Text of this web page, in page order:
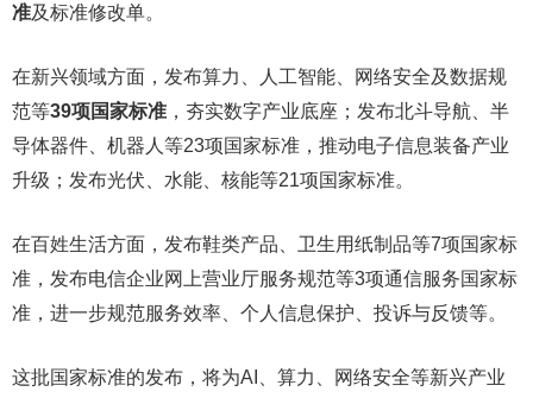
准及标准修改单。
在新兴领域方面，发布算力、人工智能、网络安全及数据规
范等39项国家标准 ，夯实数字产业底座；发布北斗导航、半
导体器件、机器人等23项国家标准，推动电子信息装备产业
升级；发布光伏、水能、核能等21项国家标准。
在百姓生活方面，发布鞋类产品、卫生用纸制品等7项国家标
准，发布电信企业网上营业厅服务规范等3项通信服务国家标
准，进一步规范服务效率、个人信息保护、投诉与反馈等。
这批国家标准的发布，将为AI、算力、网络安全等新兴产业